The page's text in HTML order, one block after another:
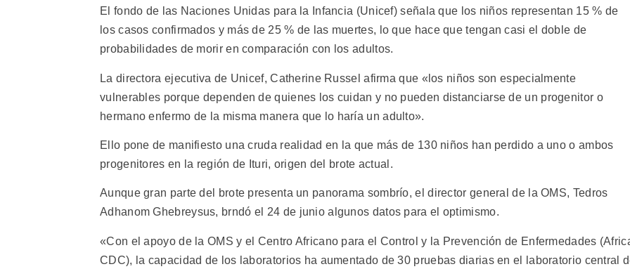
El fondo de las Naciones Unidas para la Infancia (Unicef) señala que los niños representan 15 % de
los casos confirmados y más de 25 % de las muertes, lo que hace que tengan casi el doble de
probabilidades de morir en comparación con los adultos.
La directora ejecutiva de Unicef, Catherine Russel afirma que «los niños son especialmente
vulnerables porque dependen de quienes los cuidan y no pueden distanciarse de un progenitor o
hermano enfermo de la misma manera que lo haría un adulto».
Ello pone de manifiesto una cruda realidad en la que más de 130 niños han perdido a uno o ambos
progenitores en la región de Ituri, origen del brote actual.
Aunque gran parte del brote presenta un panorama sombrío, el director general de la OMS, Tedros
Adhanom Ghebreysus, brndó el 24 de junio algunos datos para el optimismo.
«Con el apoyo de la OMS y el Centro Africano para el Control y la Prevención de Enfermedades
CDC), la capacidad de los laboratorios ha aumentado de 30 pruebas diarias en el laboratorio central